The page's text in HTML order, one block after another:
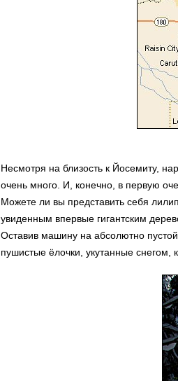
Несмотря на близость к Йосемиту,
очень много. И, конечно, в первую
Можете ли вы представить себя
увиденным впервые гигантским
Оставив машину на абсолютно
пушистые ёлочки, укутанные снегом,